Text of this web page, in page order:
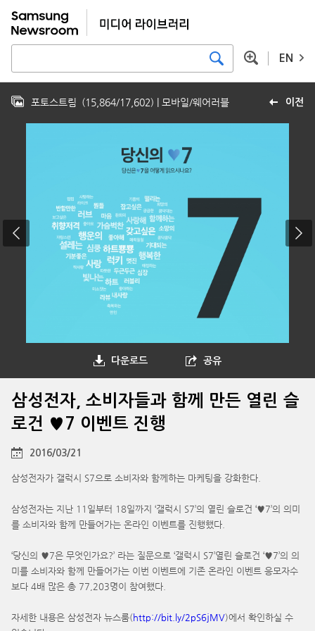
EN
이전
포토스트림 (15,864/17,602) | 모바일/웨어러블
다운로드 공유
삼성전자, 소비자들과 함께 만든 열린 슬
로건 ♥7 이벤트 진행
2016/03/21
삼성전자가 갤럭시 S7으로 소비자와 함께하는 마케팅을 강화한다.
삼성전자는 지난 11일부터 18일까지 ‘갤럭시 S7’의 열린 슬로건 ‘♥7’의 의미
를 소비자와 함께 만들어가는 온라인 이벤트를 진행했다.
‘당신의 ♥7은 무엇인가요?’ 라는 질문으로 ‘갤럭시 S7’열린 슬로건 ‘♥7’의 의
미를 소비자와 함께 만들어가는 이번 이벤트에 기존 온라인 이벤트 응모자수
보다 4배 많은 총 77,203명이 참여했다.
자세한 내용은 삼성전자 뉴스룸(http://bit.ly/2pS6jMV)에서 확인하실 수